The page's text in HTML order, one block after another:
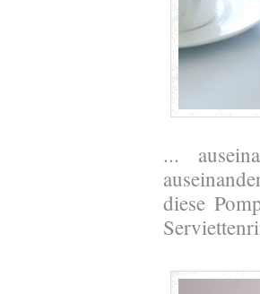
...
diese